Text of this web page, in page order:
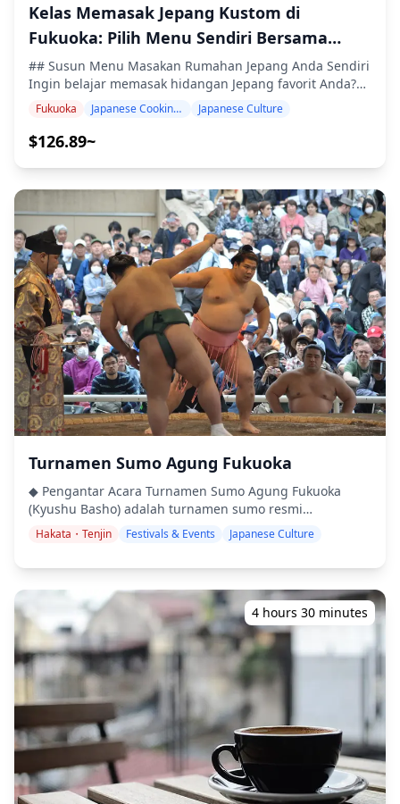
kehidupan desa nelayan. ・Kuil Shikaumi (30 menit)
Budaya unik Pulau Shikanoshima telah dipelihara
melalui ritual dan festival Kuil Shikaumi. Pemandu kami
dan pendeta Shinto akan memberi Anda gambaran
umum. Anda juga akan mempelajari cara dasar
beribadah, yang umum di kuil-kuil lain. ・Pantai
Katsuma (30 menit) Akan ada istirahat makan nasi kepal.
Pantai lokal dengan transparansi tinggi. Ini adalah titik
pandang di mana Anda dapat melihat Teluk Hakata dan
Laut Entrance. ・Pulau Shikanoshima (1 jam) Bersepeda
di sepanjang jalan lingkar dengan pemandu di depan.
Anda dapat menikmati garis pantai. ◆Info Tambahan ・
Tur/aktivitas ini akan diikuti oleh maksimal 6 wisatawan
Kelas Memasak Jepang Kustom di
Fukuoka: Pilih Menu Sendiri Bersama
Sayaka
## Susun Menu Masakan Rumahan Jepang Anda Sendiri
Ingin belajar memasak hidangan Jepang favorit Anda?
Di kelas memasak yang sepenuhnya dapat disesuaikan
ini, Anda bisa memilih 4 hingga 5 hidangan dari
beragam resep masakan rumahan Jepang yang populer.
hingga udon buatan tangan dan bakpao kukus, menu
sepenuhnya terserah Anda. Diselenggarakan di dapur
rumah Sayaka yang nyaman di Fukuoka, kelas praktik
langsung ini memungkinkan Anda menyelami seni
masakan rumahan Jepang. Dengan pengalaman
mengajar selama 12 tahun dan kepribadian yang
hangat dan ramah, Sayaka akan membimbing Anda di
setiap langkah, berbagi tips dan trik profesional yang
bisa Anda praktikkan di rumah. ![]
(https://assets.hldycdn.com/0770db4f-66ff-49ed-8e41-
a28bc1591e91.webp) ## Pilih 4 hingga 5 Hidangan dari
Menu - Bakpao kukus (nikuman) - Udon buatan tangan
dari awal - Katsu babi (tonkatsu) - Ayam goreng Jepang
(karaage) - Babi panggang jahe (shogayaki) - Pangsit
(gyoza) - Tempura - Semur daging sapi dan kentang
Jepang (nikujaga) - Nasi masak panci (tanpa rice cooker)
- Omu-rice - Oyako-donburi (mangkuk nasi ayam dan
telur) - Agedashi tofu - Custard telur gurih (chawan-
mushi) - Pilihan dessert (yatsuhashi, puding teh hijau,
warabi-mochi, atau daifuku) Catatan: Karena
keterbatasan waktu, udon dan bakpao kukus tidak dapat
(https://assets.hldycdn.com/3cff34e4-0388-4ce1-9032-
kreasi buatan Anda bersama teh atau kopi. Jika tertarik,
Sayaka juga dapat mengajak Anda berkeliling
supermarket lokal untuk mempelajari bahan-bahan
Jepang (tambahan 1 jam). ![]
(https://assets.hldycdn.com/35f438d0-472c-4dd1-a3d2-
e4d39decf179.webp)
Fukuoka Japanese Cooking Class Japanese Culture
$126.89~
Turnamen Sumo Agung Fukuoka
◆ Pengantar Acara Turnamen Sumo Agung Fukuoka
(Kyushu Basho) adalah turnamen sumo resmi
(honbasho) keenam dan terakhir tahun ini, yang
diadakan setiap bulan November di Fukuoka Kokusai
turnamen 15 hari ini memiliki makna khusus, sering kali
menentukan hasil promosi dan degradasi penting saat
para pegulat melakukan dorongan terakhir mereka
sebelum tahun baru. Suasana intim tempat tersebut,
dikombinasikan dengan dukungan penuh semangat
dari para pegulat kelahiran Kyushu oleh penggemar
lokal, menciptakan pengalaman tak terlupakan yang
membedakan turnamen ini dari rekan-rekannya di
Tokyo, Osaka, dan Nagoya. ◆ Latar Belakang Sejarah
Sumo memiliki sejarah yang membentang lebih dari
1.500 tahun di Jepang, dengan asal-usul yang berakar
kuat pada mitologi Shinto dan upacara pengadilan kuno.
Hakata・Tenjin Festivals & Events Japanese Culture
4 hours 30 minutes